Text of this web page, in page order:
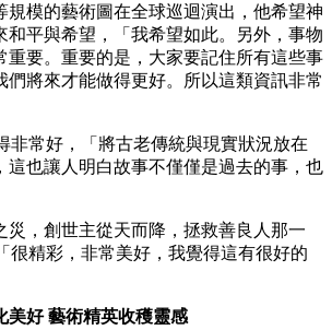
規模的藝術圖在全球巡迴演出，他希望神
和平與希望，「我希望如此。另外，事物
重要。重要的是，大家要記住所有這些事
們將來才能做得更好。所以這類資訊非常
非常好，「將古老傳統與現實狀況放在
這也讓人明白故事不僅僅是過去的事，也
災，創世主從天而降，拯救善良人那一
很精彩，非常美好，我覺得這有很好的
美好 藝術精英收穫靈感